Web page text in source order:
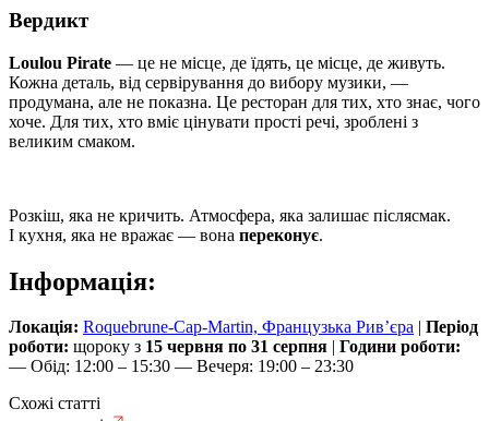
Вердикт
Loulou Pirate — це не місце, де їдять, це місце, де живуть.
Кожна деталь, від сервірування до вибору музики, —
продумана, але не показна. Це ресторан для тих, хто знає, чого
хоче. Для тих, хто вміє цінувати прості речі, зроблені з
великим смаком.
Розкіш, яка не кричить. Атмосфера, яка залишає післясмак.
І кухня, яка не вражає — вона переконує.
Інформація:
Локація: Roquebrune-Cap-Martin, Французька Рив’єра | Період
роботи: щороку з 15 червня по 31 серпня | Години роботи:
— Обід: 12:00 – 15:30 — Вечеря: 19:00 – 23:30
Схожі статті